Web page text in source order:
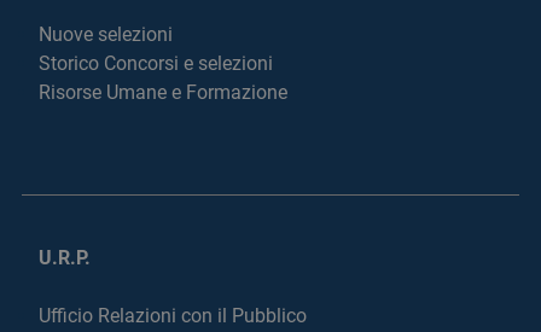
Nuove selezioni
Storico Concorsi e selezioni
Risorse Umane e Formazione
U.R.P.
Ufficio Relazioni con il Pubblico